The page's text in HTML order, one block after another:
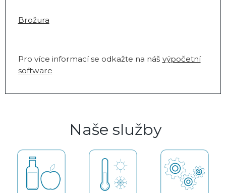
Brožura
Pro více informací se odkažte na náš výpočetní
software
Naše služby